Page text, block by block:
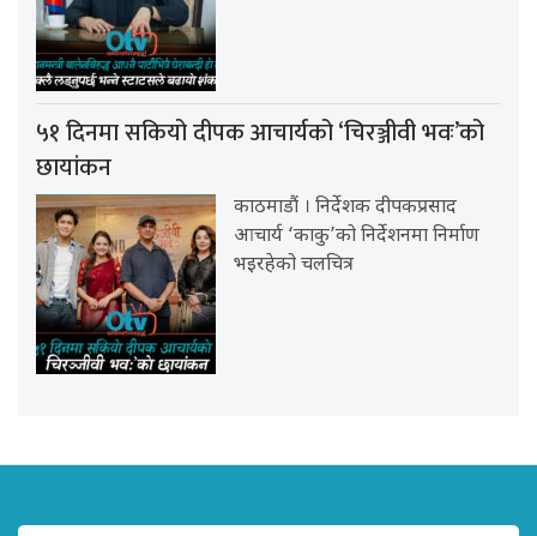
५१ दिनमा सकियो दीपक आचार्यको ‘चिरञ्जीवी भवः’को
छायांकन
काठमाडौं । निर्देशक दीपकप्रसाद
आचार्य ‘काकु’को निर्देशनमा निर्माण
भइरहेको चलचित्र